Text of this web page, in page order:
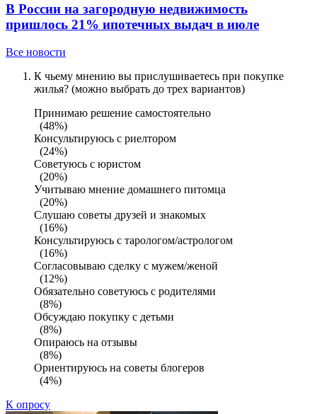
В России на загородную недвижимость
пришлось 21% ипотечных выдач в июле
Все новости
К чьему мнению вы прислушиваетесь при покупке
жилья? (можно выбрать до трех вариантов)
Принимаю решение самостоятельно
(48%)
Консультируюсь с риелтором
(24%)
Советуюсь с юристом
(20%)
Учитываю мнение домашнего питомца
(20%)
Слушаю советы друзей и знакомых
(16%)
Консультируюсь с тарологом/астрологом
(16%)
Согласовываю сделку с мужем/женой
(12%)
Обязательно советуюсь с родителями
(8%)
Обсуждаю покупку с детьми
(8%)
Опираюсь на отзывы
(8%)
Ориентируюсь на советы блогеров
(4%)
К опросу